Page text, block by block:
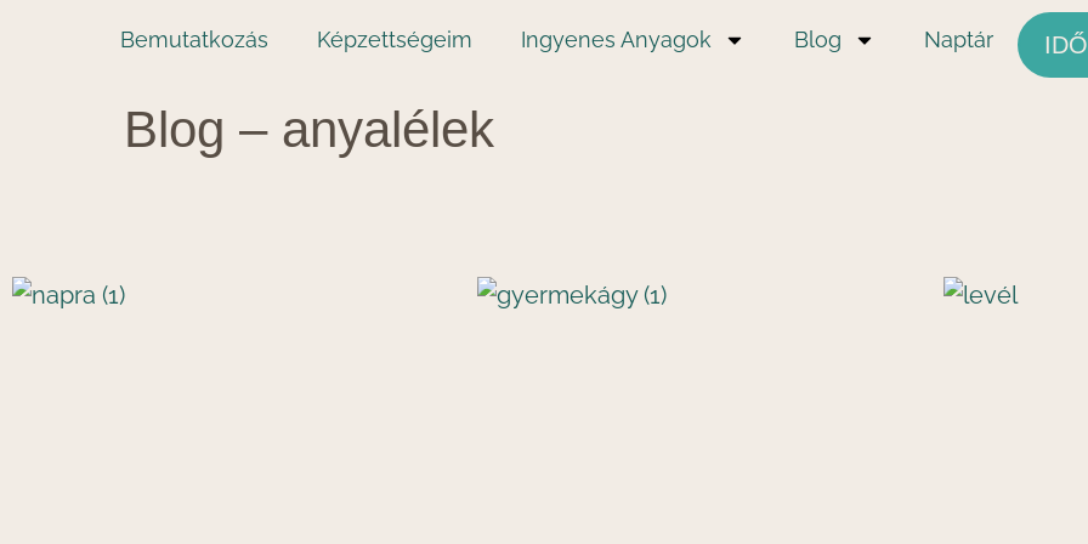
Bemutatkozás Képzettségeim Ingyenes Anyagok Blog Naptár
Blog – anyalélek